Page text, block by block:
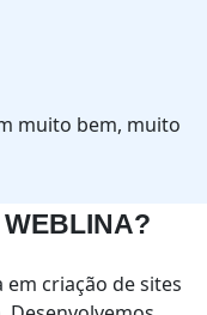
muito bem, muito
WEBLINA?
criação de sites